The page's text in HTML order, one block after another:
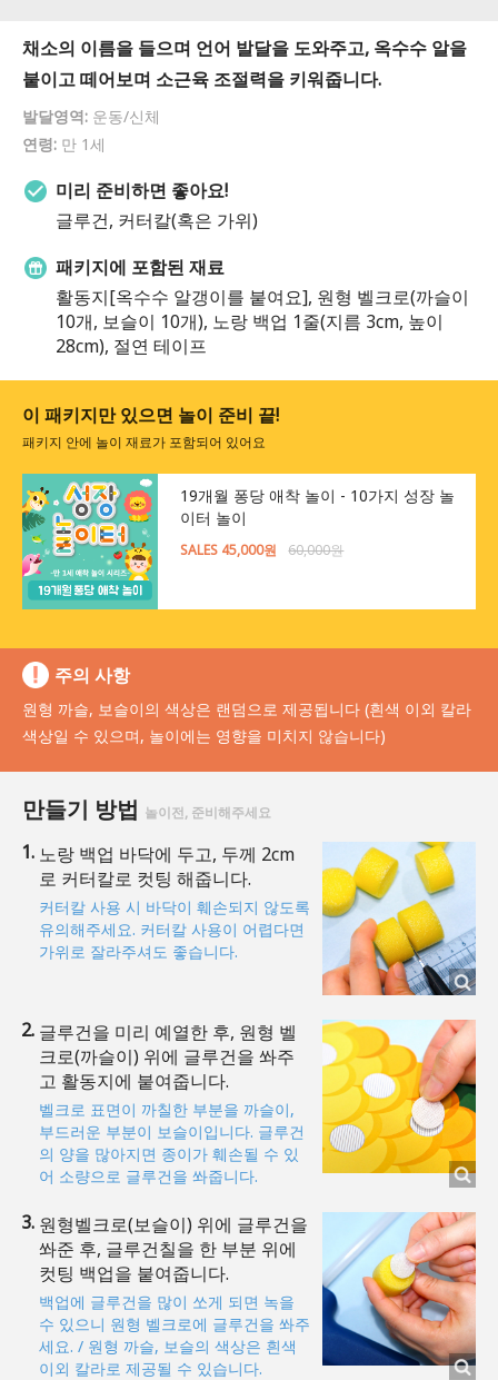
채소의 이름을 들으며 언어 발달을 도와주고, 옥수수 알을
붙이고 떼어보며 소근육 조절력을 키워줍니다.
발달영역: 운동/신체
연령: 만 1세
미리 준비하면 좋아요!
글루건, 커터칼(혹은 가위)
패키지에 포함된 재료
활동지[옥수수 알갱이를 붙여요], 원형 벨크로(까슬이
10개, 보슬이 10개), 노랑 백업 1줄(지름 3cm, 높이
28cm), 절연 테이프
이 패키지만 있으면 놀이 준비 끝!
패키지 안에 놀이 재료가 포함되어 있어요
19개월 퐁당 애착 놀이 - 10가지 성장 놀
이터 놀이
SALES 45,000원 60,000원
주의 사항
원형 까슬, 보슬이의 색상은 랜덤으로 제공됩니다 (흰색 이외 칼라
색상일 수 있으며, 놀이에는 영향을 미치지 않습니다)
만들기 방법 놀이전, 준비해주세요
노랑 백업 바닥에 두고, 두께 2cm
로 커터칼로 컷팅 해줍니다.
커터칼 사용 시 바닥이 훼손되지 않도록
유의해주세요. 커터칼 사용이 어렵다면
가위로 잘라주셔도 좋습니다.
글루건을 미리 예열한 후, 원형 벨
크로(까슬이) 위에 글루건을 쏴주
고 활동지에 붙여줍니다.
벨크로 표면이 까칠한 부분을 까슬이,
부드러운 부분이 보슬이입니다. 글루건
의 양을 많아지면 종이가 훼손될 수 있
어 소량으로 글루건을 쏴줍니다.
원형벨크로(보슬이) 위에 글루건을
쏴준 후, 글루건칠을 한 부분 위에
컷팅 백업을 붙여줍니다.
백업에 글루건을 많이 쏘게 되면 녹을
수 있으니 원형 벨크로에 글루건을 쏴주
세요. / 원형 까슬, 보슬의 색상은 흰색
이외 칼라로 제공될 수 있습니다.